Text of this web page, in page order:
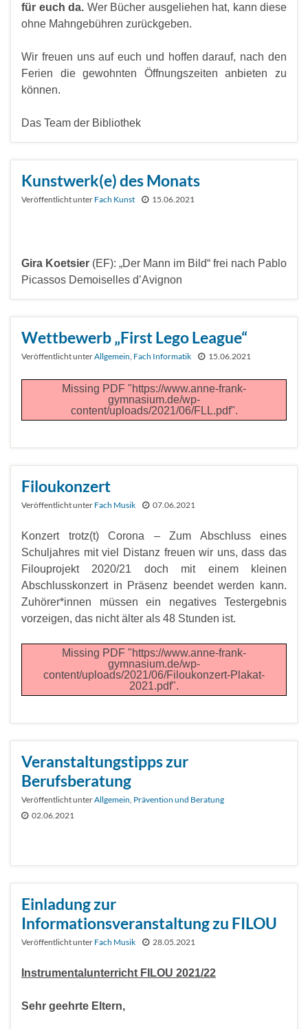
für euch da. Wer Bücher ausgeliehen hat, kann diese
ohne Mahngebühren zurückgeben.
Wir freuen uns auf euch und hoffen darauf, nach den
Ferien die gewohnten Öffnungszeiten anbieten zu
können.
Das Team der Bibliothek
Kunstwerk(e) des Monats
Veröffentlicht unter Fach Kunst 15.06.2021
Gira Koetsier (EF): „Der Mann im Bild“ frei nach Pablo
Picassos Demoiselles d’Avignon
Wettbewerb „First Lego League“
Veröffentlicht unterAllgemein Fach Informatik 15.06.2021
Missing PDF "https://www.anne-frank-
gymnasium.de/wp-
content/uploads/2021/06/FLL.pdf".
Filoukonzert
Veröffentlicht unter Fach Musik 07.06.2021
Konzert trotz(t) Corona – Zum Abschluss eines
Schuljahres mit viel Distanz freuen wir uns, dass das
Filouprojekt 2020/21 doch mit einem kleinen
Abschlusskonzert in Präsenz beendet werden kann.
Zuhörer*innen müssen ein negatives Testergebnis
vorzeigen, das nicht älter als 48 Stunden ist.
Missing PDF "https://www.anne-frank-
gymnasium.de/wp-
content/uploads/2021/06/Filoukonzert-Plakat-
2021.pdf".
Veranstaltungstipps zur
Berufsberatung
Veröffentlicht unterAllgemein Prävention und Beratung
02.06.2021
Einladung zur
Informationsveranstaltung zu FILOU
Veröffentlicht unter Fach Musik 28.05.2021
Instrumentalunterricht FILOU 2021/22
Sehr geehrte Eltern,